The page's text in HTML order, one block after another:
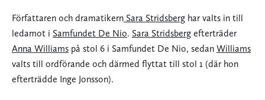
Författaren och dramatikern Sara Stridsberg har valts in till
ledamot i Samfundet De Nio. Sara Stridsberg efterträder
Anna Williams på stol 6 i Samfundet De Nio, sedan Williams
valts till ordförande och därmed flyttat till stol 1 (där hon
efterträdde Inge Jonsson).